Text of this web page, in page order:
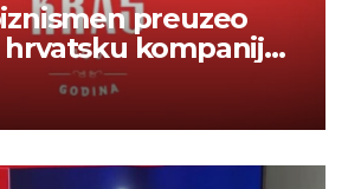
preuzeo
kompaniju i
– Hrvati ne
veruju